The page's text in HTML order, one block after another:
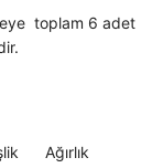
toplam 6 adet
Ağırlık